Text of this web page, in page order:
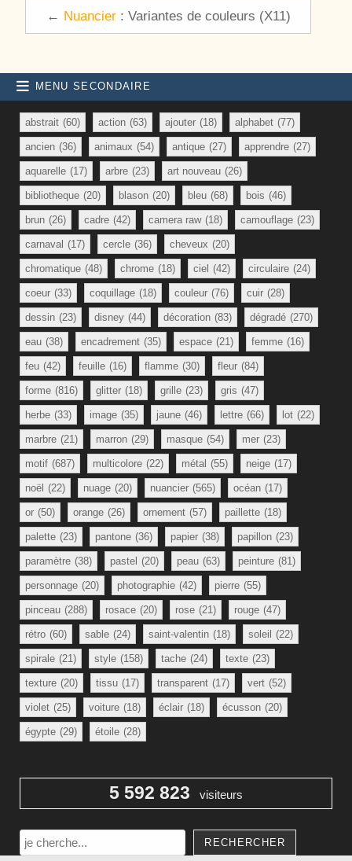
← Nuancier: Variantes de couleurs (X11)
MENU SECONDAIRE
abstrait (60) action (63) ajouter (18) alphabet (77)
ancien (36) animaux (54) antique (27) apprendre (27)
aquarelle (17) arbre (23) art nouveau (26)
bibliotheque (20) blason (20) bleu (68) bois (46)
brun (26) cadre (42) camera raw (18) camouflage (23)
carnaval (17) cercle (36) cheveux (20)
chromatique (48) chrome (18) ciel (42) circulaire (24)
coeur (33) coquillage (18) couleur (76) cuir (28)
dessin (23) disney (44) décoration (83) dégradé (270)
eau (38) encadrement (35) espace (21) femme (16)
feu (42) feuille (16) flamme (30) fleur (84)
forme (816) glitter (18) grille (23) gris (47)
herbe (33) image (35) jaune (46) lettre (66) lot (22)
marbre (21) marron (29) masque (54) mer (23)
motif (687) multicolore (22) métal (55) neige (17)
noël (22) nuage (20) nuancier (565) océan (17)
or (50) orange (26) ornement (57) paillette (18)
palette (23) pantone (36) papier (38) papillon (23)
paramètre (38) pastel (20) peau (63) peinture (81)
personnage (20) photographie (42) pierre (55)
pinceau (288) rosace (20) rose (21) rouge (47)
rétro (60) sable (24) saint-valentin (18) soleil (22)
spirale (21) style (158) tache (24) texte (23)
texture (20) tissu (17) transparent (17) vert (52)
violet (25) voiture (18) éclair (18) écusson (20)
égypte (29) étoile (28)
5 592 823 visiteurs
Rechercher
RECHERCHER